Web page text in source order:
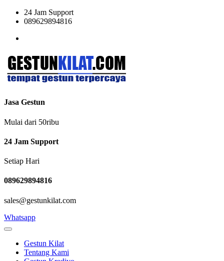
24 Jam Support
089629894816
Jasa Gestun
Mulai dari 50ribu
24 Jam Support
Setiap Hari
089629894816
sales@gestunkilat.com
Whatsapp
Gestun Kilat
Tentang Kami